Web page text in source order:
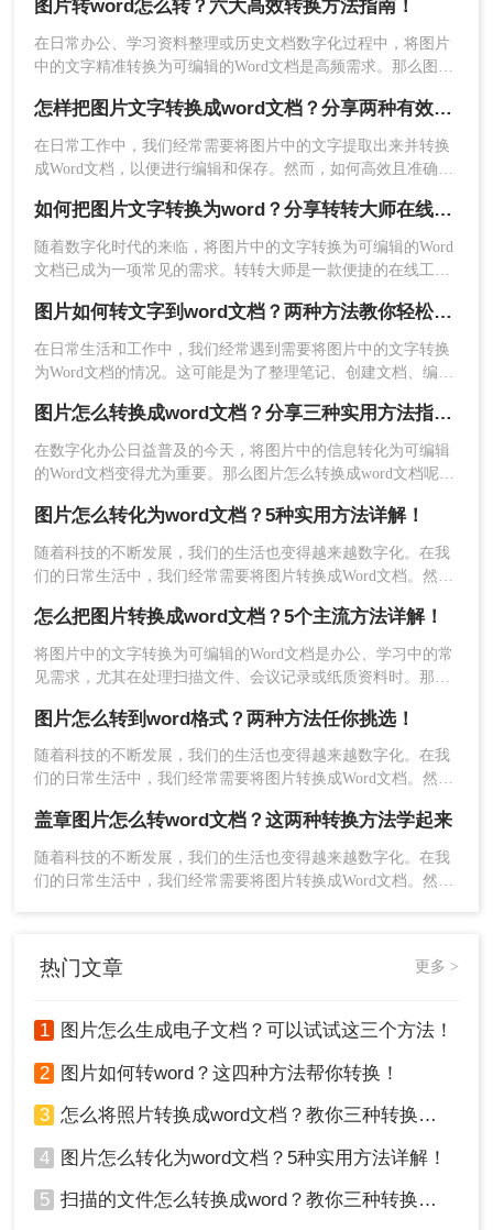
源。大多数专业OCR软件需要付费购买。
推荐工具：转转大师OCR软件
操作步骤：
1、百度搜索“转转大师”，然后从官网
(https://pdftoword.55.la/)下载安装软件。
多可以直接添加文件夹从而批量转换，点击转
换之前可按需求设置一些条件，然后再点开始
转换。
3、转换完成，点击打开即可查看Word文件。
以免影响其他程序的运行。无论使用哪种OCR工
具，都需要对转换后的文本进行手动校对，因为
OCR技术虽然已经非常成熟，但仍然可能存在识别
总结
以上就是图片转word怎么转的方法介绍了，这两种
图片转word怎么转？六大高效转换方法指南！
在日常办公、学习资料整理或历史文档数字化过程中，将图片
中的文字精准转换为可编辑的Word文档是高频需求。那么图片
场景下的最佳选择，助你彻底摆脱手动输入的繁琐。
怎样把图片文字转换成word文档？分享两种有效的方法！
在日常工作中，我们经常需要将图片中的文字提取出来并转换
成Word文档，以便进行编辑和保存。然而，如何高效且准确地
换成word文档呢？本文将介绍两种有效的方法，帮助您轻松实
现图片文字到Word文档的转换。
如何把图片文字转换为word？分享转转大师在线操作指南！
随着数字化时代的来临，将图片中的文字转换为可编辑的Word
文档已成为一项常见的需求。转转大师是一款便捷的在线工
的工作效率。本文将为您详细介绍如何把图片文字转换为word
方法。
图片如何转文字到word文档？两种方法教你轻松转换！
在日常生活和工作中，我们经常遇到需要将图片中的文字转换
为Word文档的情况。这可能是为了整理笔记、创建文档、编辑
提高了文字的可编辑性，还便于进行格式设置、复制粘贴和打
印等操作。那么图片如何转文字到word文档呢？下面是将图片
中的文字转换为Word文档的详细步骤与指南。
图片怎么转换成word文档？分享三种实用方法指南！
在数字化办公日益普及的今天，将图片中的信息转化为可编辑
的Word文档变得尤为重要。那么图片怎么转换成word文档呢？
图片怎么转化为word文档？5种实用方法详解！
随着科技的不断发展，我们的生活也变得越来越数字化。在我
们的日常生活中，我们经常需要将图片转换成Word文档。然
将介绍图片怎么转化为word文档。
怎么把图片转换成word文档？5个主流方法详解！
将图片中的文字转换为可编辑的Word文档是办公、学习中的常
见需求，尤其在处理扫描文件、会议记录或纸质资料时。那么
提供操作步骤与避坑指南。
图片怎么转到word格式？两种方法任你挑选！
随着科技的不断发展，我们的生活也变得越来越数字化。在我
们的日常生活中，我们经常需要将图片转换成Word文档。然
将介绍图片怎么转到word格式，下面一起看看这些方法吧
盖章图片怎么转word文档？这两种转换方法学起来
随着科技的不断发展，我们的生活也变得越来越数字化。在我
们的日常生活中，我们经常需要将图片转换成Word文档。然
热门文章 更多 >
1 图片怎么生成电子文档？可以试试这三个方法！
2 图片如何转word？这四种方法帮你转换！
3 怎么将照片转换成word文档？教你三种转换方法！
4 图片怎么转化为word文档？5种实用方法详解！
5 扫描的文件怎么转换成word？教你三种转换方法！